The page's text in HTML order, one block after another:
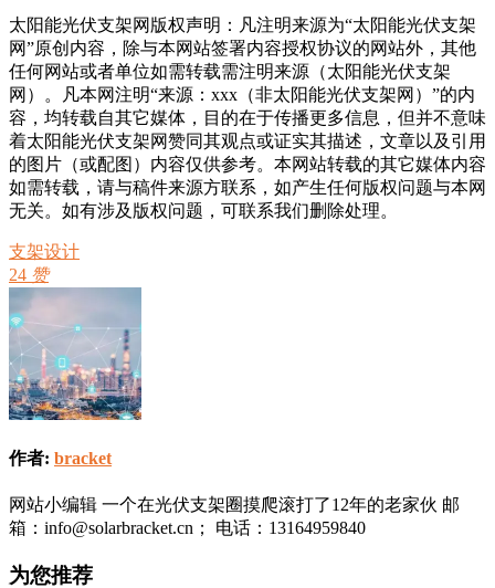
太阳能光伏支架网版权声明：凡注明来源为“太阳能光伏支架
网”原创内容，除与本网站签署内容授权协议的网站外，其他
任何网站或者单位如需转载需注明来源（太阳能光伏支架
网）。凡本网注明“来源：xxx（非太阳能光伏支架网）”的内
容，均转载自其它媒体，目的在于传播更多信息，但并不意味
着太阳能光伏支架网赞同其观点或证实其描述，文章以及引用
的图片（或配图）内容仅供参考。本网站转载的其它媒体内容
如需转载，请与稿件来源方联系，如产生任何版权问题与本网
无关。如有涉及版权问题，可联系我们删除处理。
支架设计
24 赞
作者: bracket
网站小编辑 一个在光伏支架圈摸爬滚打了12年的老家伙 邮
箱：info@solarbracket.cn； 电话：13164959840
为您推荐